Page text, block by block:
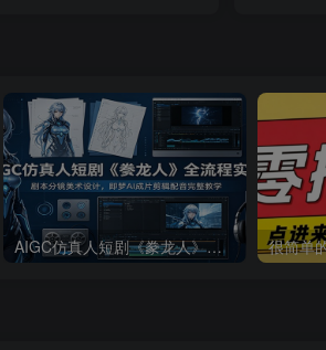
AIGC仿真人短剧《豢龙人》全流程实战：剧本分镜美术设计，即梦AI成片剪辑配音完整教学